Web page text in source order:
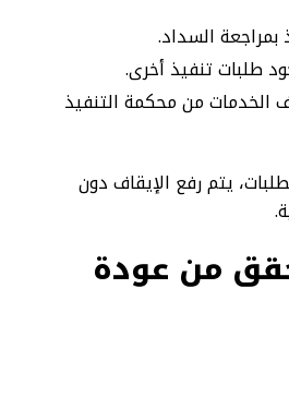
السداد.
طلبات تنفيذ أخرى.
الخدمات من محكمة التنفيذ
يتم رفع الإيقاف دون
من عودة